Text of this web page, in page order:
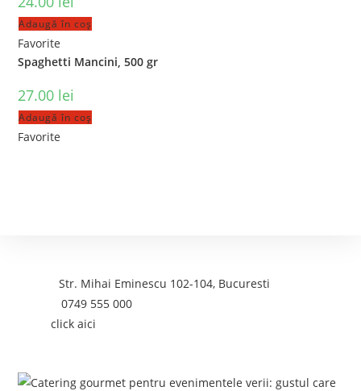
Adaugă în coș
Favorite
Spaghetti Mancini, 500 gr
27.00 lei
Adaugă în coș
Favorite
Adresa:Str. Mihai Eminescu 102-104, Bucuresti
Telefon:0749 555 000
Email:click aici